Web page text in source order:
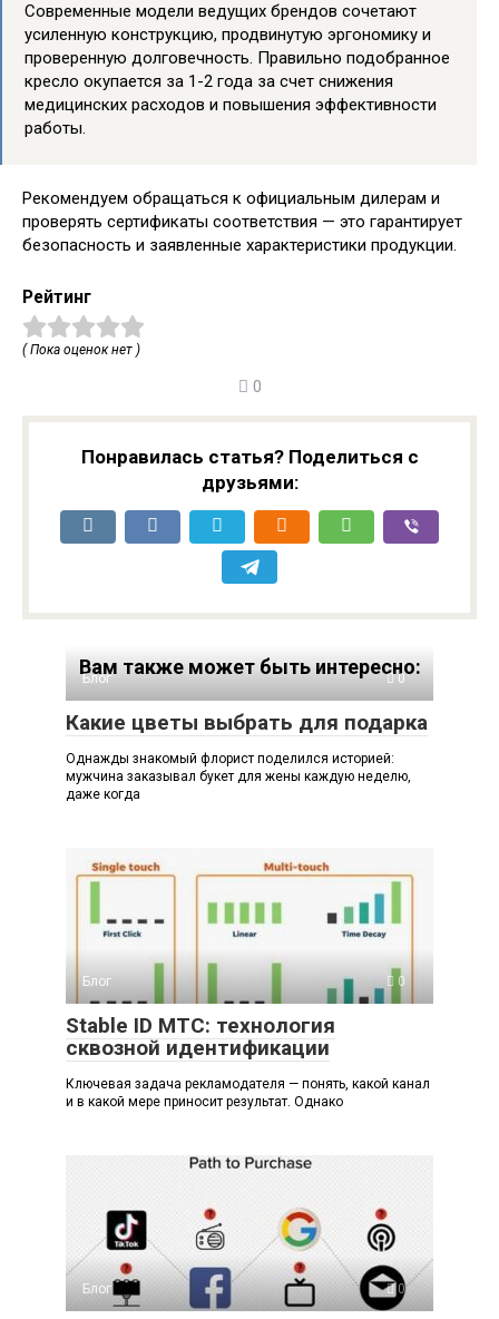
Современные модели ведущих брендов сочетают
усиленную конструкцию, продвинутую эргономику и
проверенную долговечность. Правильно подобранное
кресло окупается за 1-2 года за счет снижения
медицинских расходов и повышения эффективности
работы.
Рекомендуем обращаться к официальным дилерам и
проверять сертификаты соответствия — это гарантирует
безопасность и заявленные характеристики продукции.
Рейтинг
( Пока оценок нет )
0
Понравилась статья? Поделиться с
друзьями:
Вам также может быть интересно:
Блог 0
Какие цветы выбрать для подарка
Однажды знакомый флорист поделился историей:
мужчина заказывал букет для жены каждую неделю,
даже когда
Блог 0
Stable ID МТС: технология
сквозной идентификации
Ключевая задача рекламодателя — понять, какой канал
и в какой мере приносит результат. Однако
Блог 0